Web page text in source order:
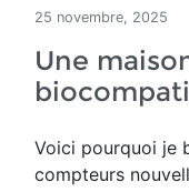
25 novembre, 2025
Une
Voici pourquoi je
compteurs